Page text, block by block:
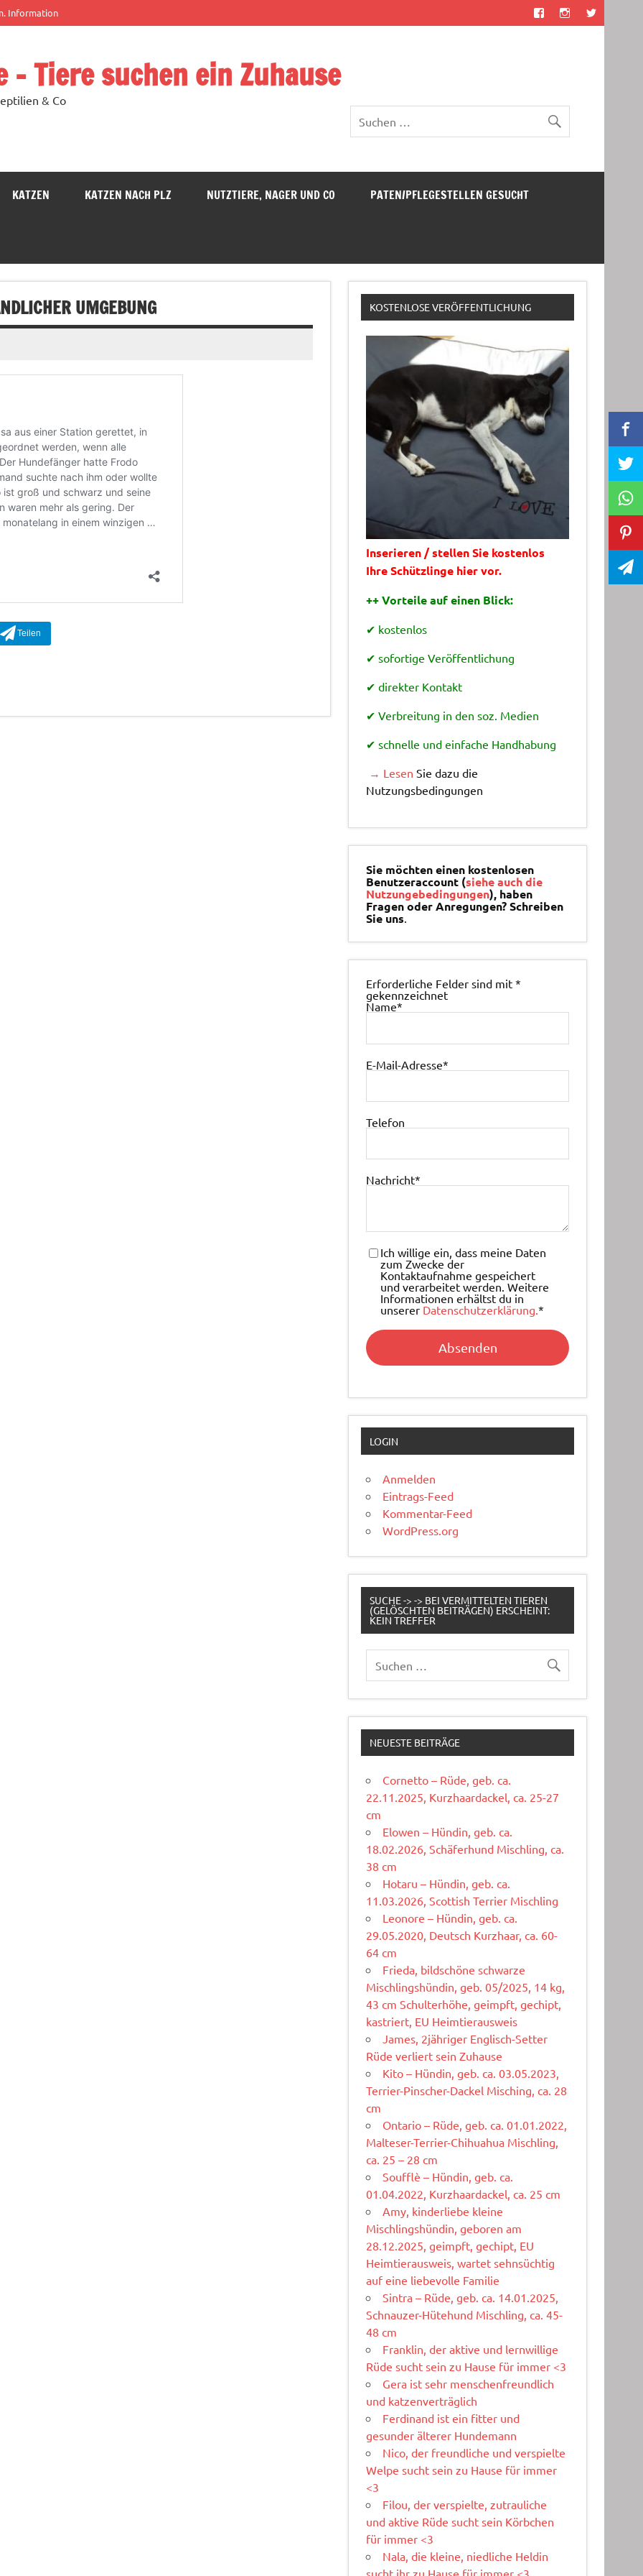
Information
Tiere suchen ein Zuhause
& Co
KATZEN KATZEN NACH PLZ NUTZTIERE, NAGER UND CO PATEN/PFLEGESTELLEN GESUCHT
UMGEBUNG KOSTENLOSE VERÖFFENTLICHUNG
Inserieren / stellen Sie kostenlos
Ihre Schützlinge hier vor.
++ Vorteile auf einen Blick:
✔ kostenlos
✔ sofortige Veröffentlichung
✔ direkter Kontakt
✔ Verbreitung in den soz. Medien
✔ schnelle und einfache Handhabung
→ Lesen Sie dazu die
Nutzungsbedingungen
Sie möchten einen kostenlosen
Benutzeraccount (siehe auch die
Nutzungebedingungen), haben
Fragen oder Anregungen? Schreiben
Sie uns.
Erforderliche Felder sind mit*
gekennzeichnet
Name*
E-Mail-Adresse*
Telefon
Nachricht*
Ich willige ein, dass meine Daten
zum Zwecke der
Kontaktaufnahme gespeichert
und verarbeitet werden. Weitere
Informationen erhältst du in
unserer Datenschutzerklärung.*
LOGIN
Anmelden
Eintrags-Feed
Kommentar-Feed
WordPress.org
SUCHE -> -> BEI VERMITTELTEN TIEREN
(GELÖSCHTEN BEITRÄGEN) ERSCHEINT:
KEIN TREFFER
NEUESTE BEITRÄGE
Cornetto – Rüde, geb. ca.
22.11.2025, Kurzhaardackel, ca. 25-27
cm
Elowen – Hündin, geb. ca.
18.02.2026, Schäferhund Mischling, ca.
38 cm
Hotaru – Hündin, geb. ca.
11.03.2026, Scottish Terrier Mischling
Leonore – Hündin, geb. ca.
29.05.2020, Deutsch Kurzhaar, ca. 60-
64 cm
Frieda, bildschöne schwarze
Mischlingshündin, geb. 05/2025, 14 kg,
43 cm Schulterhöhe, geimpft, gechipt,
kastriert, EU Heimtierausweis
James, 2jähriger Englisch-Setter
Rüde verliert sein Zuhause
Kito – Hündin, geb. ca. 03.05.2023,
Terrier-Pinscher-Dackel Misching, ca. 28
cm
Ontario – Rüde, geb. ca. 01.01.2022,
Malteser-Terrier-Chihuahua Mischling,
ca. 25 – 28 cm
Soufflè – Hündin, geb. ca.
01.04.2022, Kurzhaardackel, ca. 25 cm
Amy, kinderliebe kleine
Mischlingshündin, geboren am
28.12.2025, geimpft, gechipt, EU
Heimtierausweis, wartet sehnsüchtig
auf eine liebevolle Familie
Sintra – Rüde, geb. ca. 14.01.2025,
Schnauzer-Hütehund Mischling, ca. 45-
48 cm
Franklin, der aktive und lernwillige
Rüde sucht sein zu Hause für immer <3
Gera ist sehr menschenfreundlich
und katzenverträglich
Ferdinand ist ein fitter und
gesunder älterer Hundemann
Nico, der freundliche und verspielte
Welpe sucht sein zu Hause für immer
<3
Filou, der verspielte, zutrauliche
und aktive Rüde sucht sein Körbchen
für immer <3
Nala, die kleine, niedliche Heldin